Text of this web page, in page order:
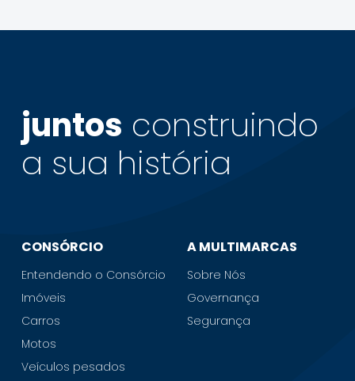
juntos construindo
a sua história
CONSÓRCIO
Entendendo o Consórcio
Imóveis
Carros
Motos
Veículos pesados
A MULTIMARCAS
Sobre Nós
Governança
Segurança